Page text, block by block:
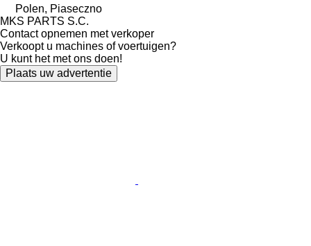
Polen, Piaseczno
MKS PARTS S.C.
Contact opnemen met verkoper
Verkoopt u machines of voertuigen?
U kunt het met ons doen!
Plaats uw advertentie